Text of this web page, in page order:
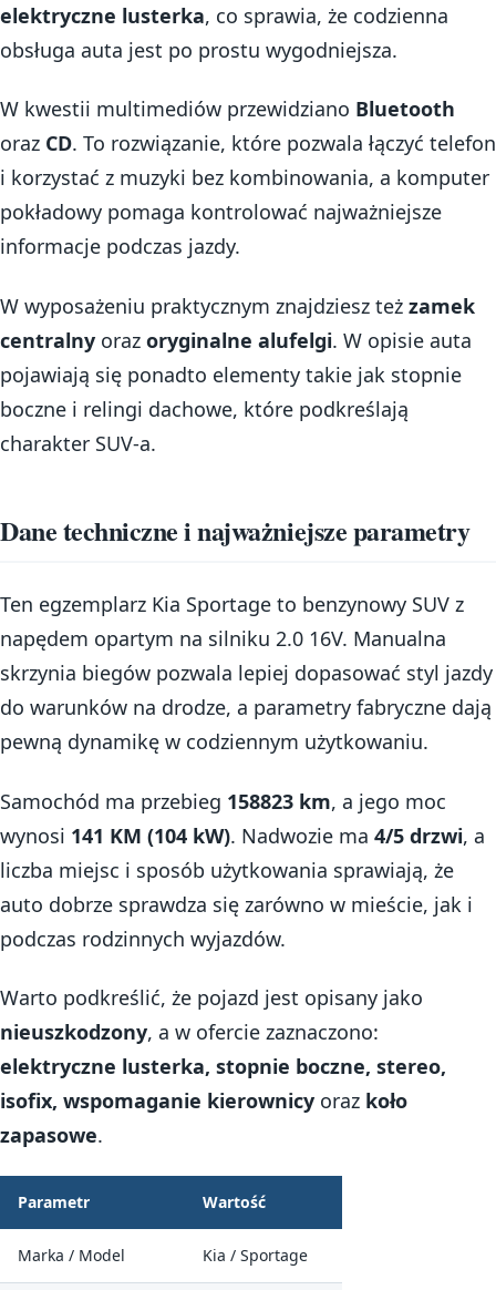
elektryczne lusterka, co sprawia, że codzienna
obsługa auta jest po prostu wygodniejsza.
W kwestii multimediów przewidziano Bluetooth
oraz CD. To rozwiązanie, które pozwala łączyć telefon
i korzystać z muzyki bez kombinowania, a komputer
pokładowy pomaga kontrolować najważniejsze
informacje podczas jazdy.
W wyposażeniu praktycznym znajdziesz też zamek
centralny oraz oryginalne alufelgi. W opisie auta
pojawiają się ponadto elementy takie jak stopnie
boczne i relingi dachowe, które podkreślają
charakter SUV-a.
Dane techniczne i najważniejsze parametry
Ten egzemplarz Kia Sportage to benzynowy SUV z
napędem opartym na silniku 2.0 16V. Manualna
skrzynia biegów pozwala lepiej dopasować styl jazdy
do warunków na drodze, a parametry fabryczne dają
pewną dynamikę w codziennym użytkowaniu.
Samochód ma przebieg 158823 km, a jego moc
wynosi 141 KM (104 kW). Nadwozie ma 4/5 drzwi, a
liczba miejsc i sposób użytkowania sprawiają, że
auto dobrze sprawdza się zarówno w mieście, jak i
podczas rodzinnych wyjazdów.
Warto podkreślić, że pojazd jest opisany jako
nieuszkodzony, a w ofercie zaznaczono:
elektryczne lusterka, stopnie boczne, stereo,
isofix, wspomaganie kierownicy oraz koło
zapasowe.
Parametr Wartość
Marka / Model Kia / Sportage